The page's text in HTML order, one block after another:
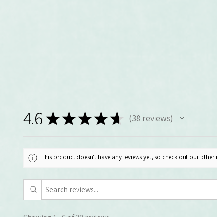
4.6 ★★★★★ 38 reviews
38
This product doesn't have any reviews yet, so check out our other